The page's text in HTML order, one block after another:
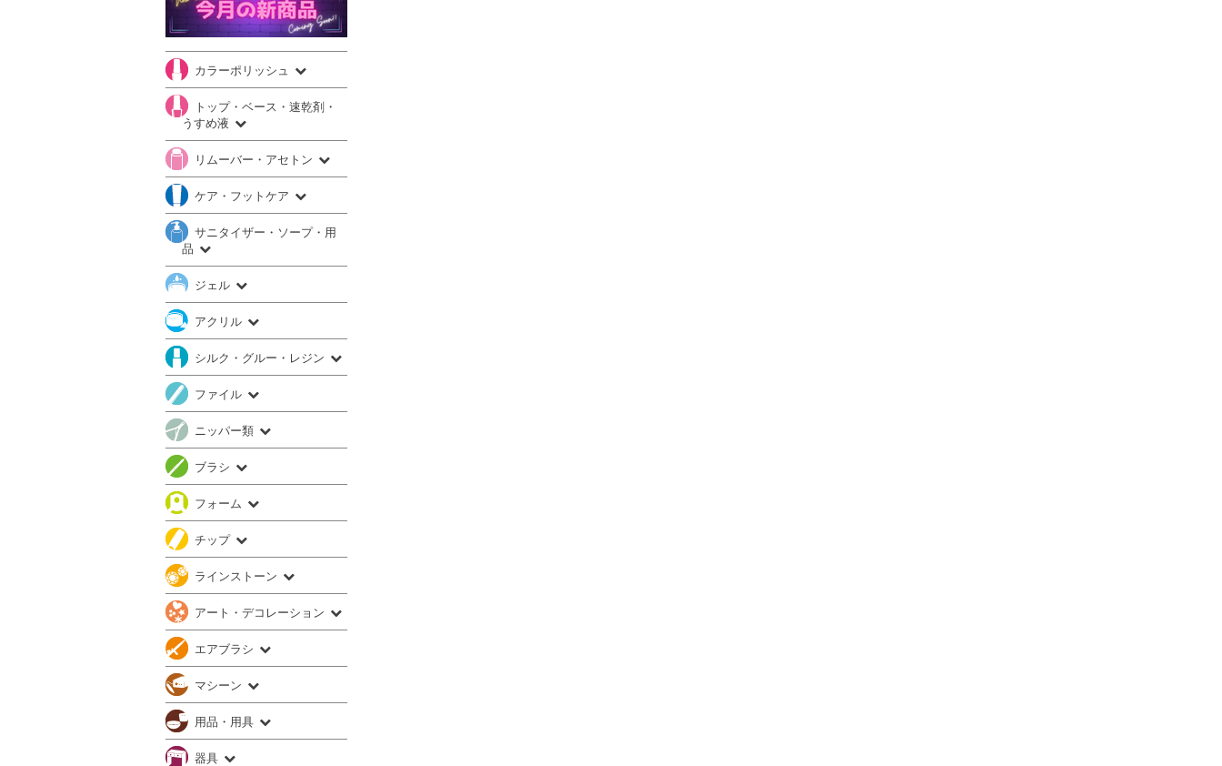
カラーポリッシュ
トップ・ベース・速乾剤・
うすめ液
リムーバー・アセトン
ケア・フットケア
サニタイザー・ソープ・用
品
ジェル
アクリル
シルク・グルー・レジン
ファイル
ニッパー類
ブラシ
フォーム
チップ
ラインストーン
アート・デコレーション
エアブラシ
マシーン
用品・用具
器具